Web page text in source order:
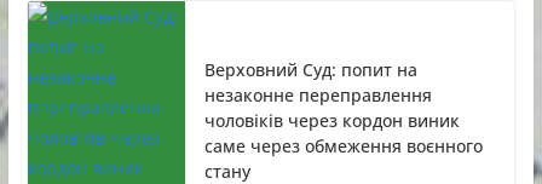
Верховний Суд: попит на
незаконне переправлення
чоловіків через кордон виник
саме через обмеження воєнного
стану